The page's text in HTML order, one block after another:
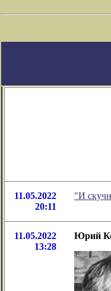
11.05.2022
20:11
"И
11.05.2022
13:28
Юрий